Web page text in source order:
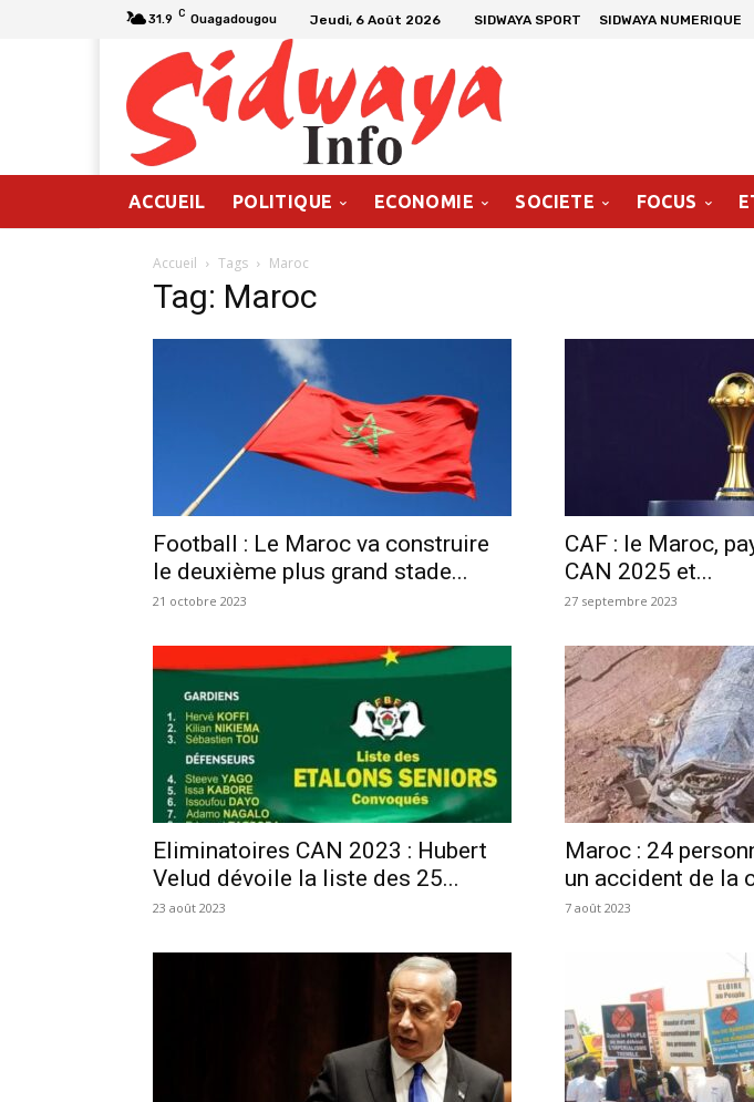
31.9 C Ouagadougou Jeudi, 6 Août 2026 SIDWAYA SPORT SIDWAYA NUMERIQUE
ACCUEIL POLITIQUE ECONOMIE SOCIETE FOCUS
Accueil Tags Maroc
Tag: Maroc
Football : Le Maroc va construire
le deuxième plus grand stade...
21 octobre 2023
CAF : le Maroc,
CAN 2025 et...
27 septembre 2023
Eliminatoires CAN 2023 : Hubert
Velud dévoile la liste des 25...
23 août 2023
Maroc : 24
un accident de la
7 août 2023